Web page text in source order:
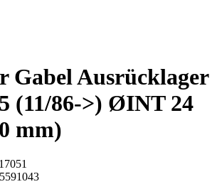
Gabel Ausrücklager
(11/86->) ØINT 24
mm)